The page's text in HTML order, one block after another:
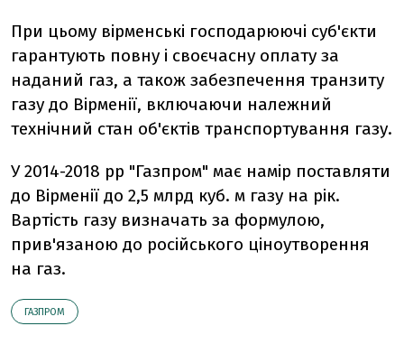
При цьому вірменські господарюючі суб'єкти
гарантують повну і своєчасну оплату за
наданий газ, а також забезпечення транзиту
газу до Вірменії, включаючи належний
технічний стан об'єктів транспортування газу.
У 2014-2018 рр "Газпром" має намір поставляти
до Вірменії до 2,5 млрд куб. м газу на рік.
Вартість газу визначать за формулою,
прив'язаною до російського ціноутворення
на газ.
ГАЗПРОМ